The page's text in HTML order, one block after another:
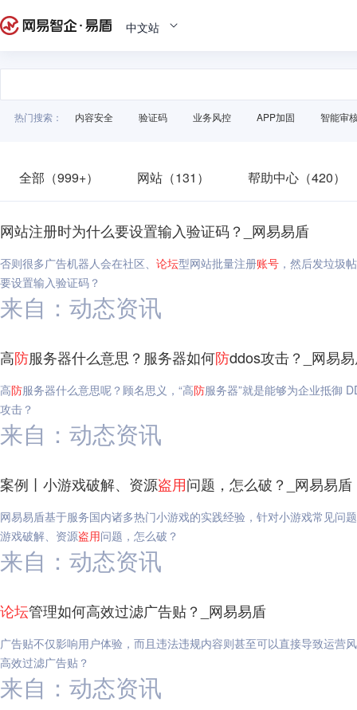
中文站
热门搜索： 内容安全 验证码 业务风控 APP加固 智能审
全部（999+） 网站（131） 帮助中心（420）
网站注册时为什么要设置输入验证码？_网易易盾
否则很多广告机器人会在社区、 论坛型网站批量注册账号 ，然后发垃圾
要设置输入验证码？
来自：动态资讯
高防服务器什么意思？服务器如何防ddos攻击？_网易
高防服务器什么意思呢？顾名思义，“高防服务器”就是能够为企业抵御
攻击？
来自：动态资讯
案例丨小游戏破解、资源盗用问题，怎么破？_网易易盾
网易易盾基于服务国内诸多热门小游戏的实践经验，针对小游戏常见问
游戏破解、资源盗用问题，怎么破？
来自：动态资讯
论坛管理如何高效过滤广告贴？_网易易盾
广告贴不仅影响用户体验，而且违法违规内容则甚至可以直接导致运营
高效过滤广告贴？
来自：动态资讯